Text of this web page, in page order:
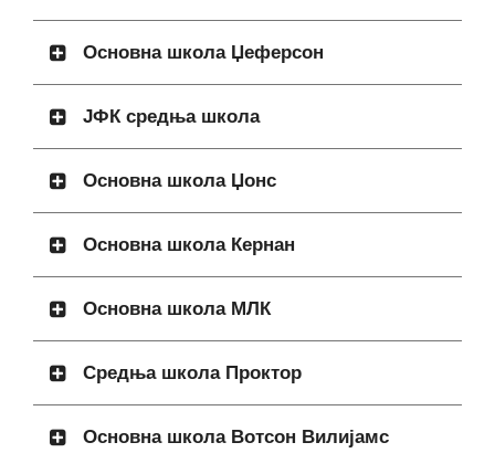
Основна школа Џеферсон
ЈФК средња школа
Основна школа Џонс
Основна школа Кернан
Основна школа МЛК
Средња школа Проктор
Основна школа Вотсон Вилијамс